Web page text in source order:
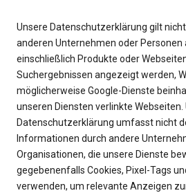
Unsere Datenschutzerklärung gilt
anderen Unternehmen oder Personen
einschließlich Produkte oder
Suchergebnissen angezeigt werden,
möglicherweise Google-Dienste
unseren Diensten verlinkte Webseiten.
Datenschutzerklärung umfasst nicht
Informationen durch andere
Organisationen, die unsere Dienste
gegebenenfalls Cookies, Pixel-Tags
verwenden, um relevante Anzeigen